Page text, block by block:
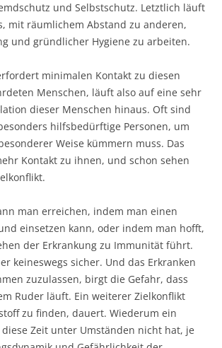
und Selbstschutz. Letztlich läuft
mit räumlichem Abstand zu anderen,
und gründlicher Hygiene zu arbeiten.
minimalen Kontakt zu diesen
Menschen, läuft also auf eine sehr
dieser Menschen hinaus. Oft sind
hilfsbedürftige Personen, um
Weise kümmern muss. Das
Kontakt zu ihnen, und schon sehen
man erreichen, indem man einen
einsetzen kann, oder indem man hofft,
der Erkrankung zu Immunität führt.
keineswegs sicher. Und das Erkranken
zuzulassen, birgt die Gefahr, dass
Ruder läuft. Ein weiterer Zielkonflikt
zu finden, dauert. Wiederum ein
Zeit unter Umständen nicht hat, je